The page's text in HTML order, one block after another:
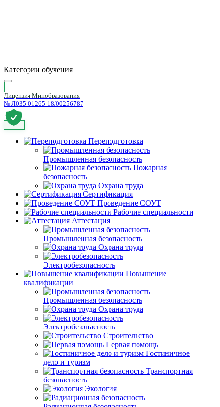
Категории обучения
Лицензия Минобразования
№ Л035-01265-18/00256787
Переподготовка
Промышленная безопасность
Пожарная
безопасность
Охрана труда
Сертификация
Проведение СОУТ
Рабочие специальности
Аттестация
Промышленная безопасность
Охрана труда
Электробезопасность
Повышение
квалификации
Промышленная безопасность
Охрана труда
Электробезопасность
Строительство
Первая помощь
Гостиничное
дело и туризм
Транспортная
безопасность
Экология